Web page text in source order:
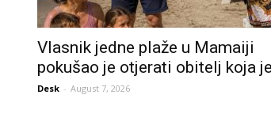
Vlasnik jedne plaže u Mamaiji
pokušao je otjerati obitelj koja
Desk - August 7, 2026